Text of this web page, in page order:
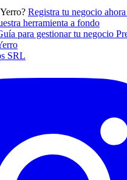
Registra tu negocio ahora
herramienta a fondo
para gestionar tu negocio
SRL